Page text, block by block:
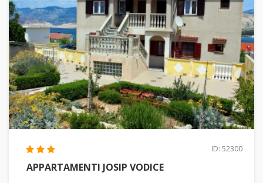
ID: 52300
APPARTAMENTI JOSIP VODICE